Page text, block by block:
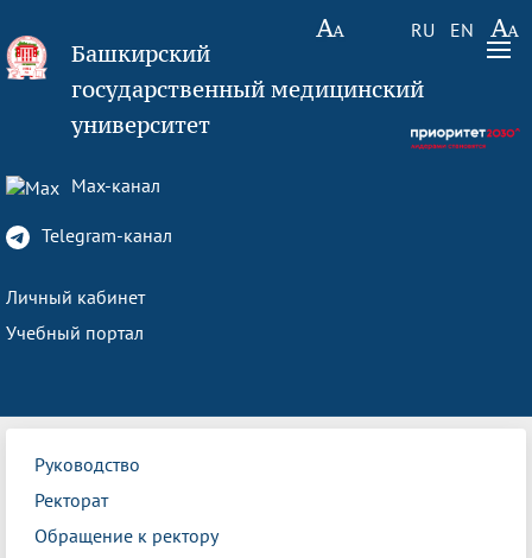
RU EN
Башкирский
государственный медицинский
университет
Max-канал
Telegram-канал
Личный кабинет
Учебный портал
Руководство
Ректорат
Обращение к ректору